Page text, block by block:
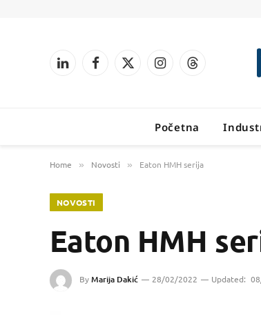
LinkedInFacebook
X
InstagramThreads
Početna
Home » Novosti » Eaton HMH serija
NOVOSTI
Eaton HMH
ByMarija Dakić 28/02/2022 Updated: